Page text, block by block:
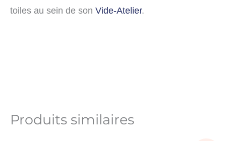
toiles au sein de son Vide-Atelier.
Produits similaires